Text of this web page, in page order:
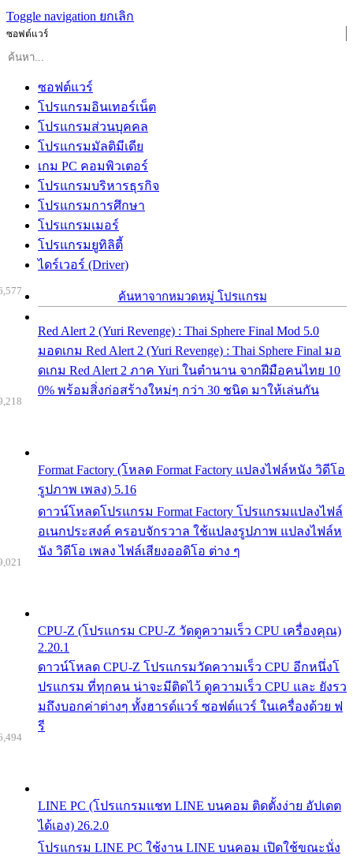
Toggle navigation ยกเลิก
ซอฟต์แวร์
ซอฟต์แวร์
โปรแกรมอินเทอร์เน็ต
โปรแกรมส่วนบุคคล
โปรแกรมมัลติมีเดีย
เกม PC คอมพิวเตอร์
โปรแกรมบริหารธุรกิจ
โปรแกรมการศึกษา
โปรแกรมเมอร์
โปรแกรมยูทิลิตี้
ไดร์เวอร์ (Driver)
ค้นหาจากหมวดหมู่ โปรแกรม
Red Alert 2 (Yuri Revenge) : Thai Sphere Final Mod 5.0
มอดเกม Red Alert 2 (Yuri Revenge) : Thai Sphere Final มอ
ดเกม Red Alert 2 ภาค Yuri ในตำนาน จากฝีมือคนไทย 10
0% พร้อมสิ่งก่อสร้างใหม่ๆ กว่า 30 ชนิด มาให้เล่นกัน
Format Factory (โหลด Format Factory แปลงไฟล์หนัง วิดีโอ
รูปภาพ เพลง) 5.16
ดาวน์โหลดโปรแกรม Format Factory โปรแกรมแปลงไฟล์
อเนกประสงค์ ครอบจักรวาล ใช้แปลงรูปภาพ แปลงไฟล์ห
นัง วิดีโอ เพลง ไฟล์เสียงออดิโอ ต่าง ๆ
CPU-Z (โปรแกรม CPU-Z วัดดูความเร็ว CPU เครื่องคุณ)
2.20.1
ดาวน์โหลด CPU-Z โปรแกรมวัดความเร็ว CPU อีกหนึ่งโ
ปรแกรม ที่ทุกคน น่าจะมีติดไว้ ดูความเร็ว CPU และ ยังรว
มถึงบอกค่าต่างๆ ทั้งฮารด์แวร์ ซอฟต์แวร์ ในเครื่องด้วย ฟ
รี
LINE PC (โปรแกรมแชท LINE บนคอม ติดตั้งง่าย อัปเดต
ได้เอง) 26.2.0
โปรแกรม LINE PC ใช้งาน LINE บนคอม เปิดใช้ขณะนั่ง